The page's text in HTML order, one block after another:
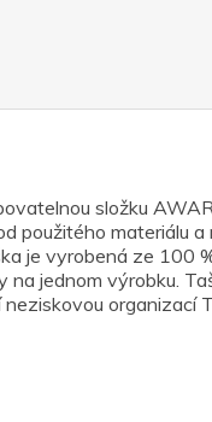
složku
materiálu
je vyrobená ze 100
jednom výrobku.
organizací